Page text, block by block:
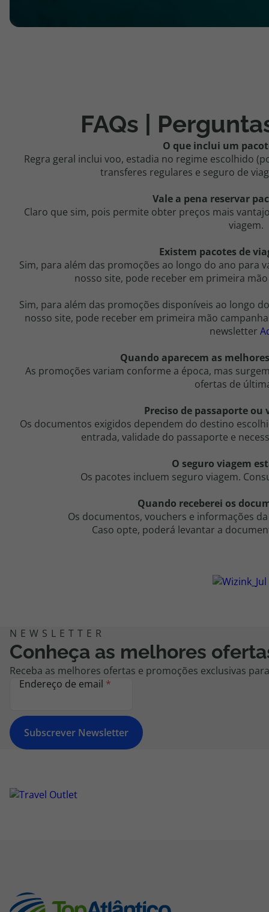
FAQs |
O que inclui um
Regra geral inclui voo, estadia no regime escolhido
transferes regulares e seguro de
Vale a pena reservar
Claro que sim, pois permite obter preços mais
viagem.
Existem pacotes de
Sim, para além das promoções ao longo do ano para
nosso site, pode receber em primeira
Sim, para além das promoções disponíveis ao longo
nosso site, pode receber em primeira mão
newsletter
Quando aparecem as
As promoções variam conforme a época, mas
ofertas de
Preciso de passaporte
Os documentos exigidos dependem do destino
entrada, validade do passaporte e
O seguro viagem
Os pacotes incluem seguro viagem.
Quando receberei os
Os documentos, vouchers e informações
Caso opte, poderá levantar a
Conheça as melhores
Receba as melhores ofertas e promoções exclusivas
Endereço de email *
Subscrever Newsletter